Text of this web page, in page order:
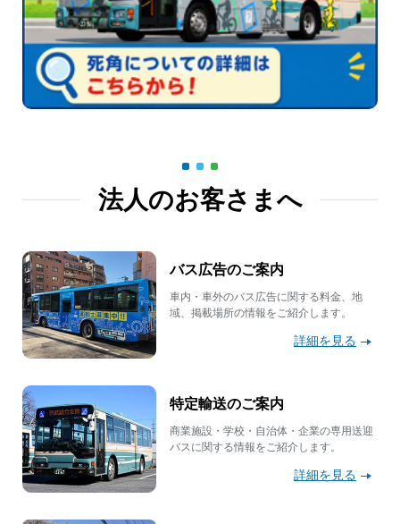
法人のお客さまへ
バス広告のご案内
車内・車外のバス広告に関する料金、地
域、掲載場所の情報をご紹介します。
詳細を見る
特定輸送のご案内
商業施設・学校・自治体・企業の専用送迎
バスに関する情報をご紹介します。
詳細を見る